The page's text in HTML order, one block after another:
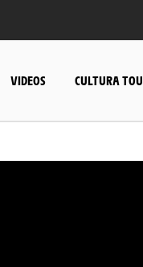
VIDEOS CULTURA